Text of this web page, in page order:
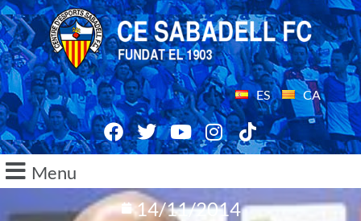
ES CA
Menu
14/11/2014